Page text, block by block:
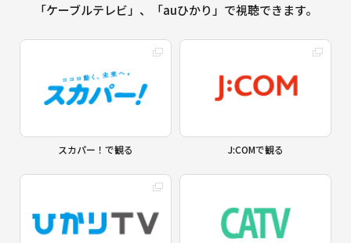
「ケーブルテレビ」、「auひかり」で視聴できます。
スカパー！で観る J:COMで観る